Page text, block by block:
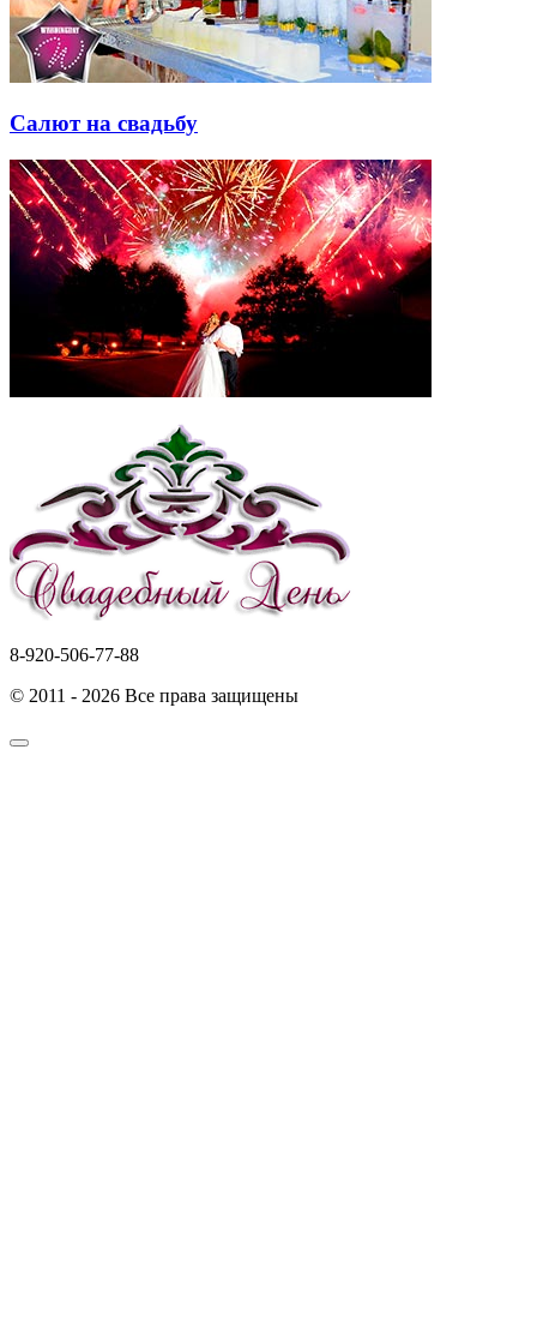
Салют на свадьбу
8-920-506-77-88
© 2011 - 2026 Все права защищены